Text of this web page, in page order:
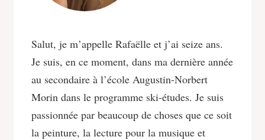
Salut, je m’appelle Rafaëlle et j’ai seize ans.
Je suis, en ce moment, dans ma dernière année
au secondaire à l’école Augustin-Norbert
Morin dans le programme ski-études. Je suis
passionnée par beaucoup de choses que ce soit
la peinture, la lecture pour la musique et